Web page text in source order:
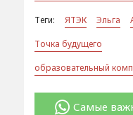
Теги: ЯТЭК Эльга
Точка будущего
образовательный
Самые